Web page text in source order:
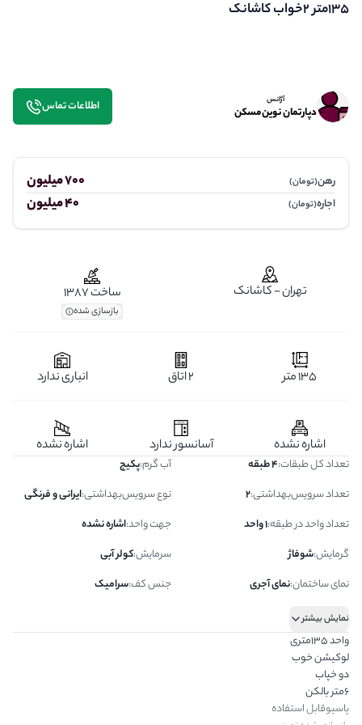
۱۳۵متر ۲خواب کاشانک
رهن(تومان) 700 میلیون
اجاره(تومان) 40 میلیون
آژانس
دپارتمان نوین مسکن اطلاعات تماس
تهران - کاشانک ساخت 1387
بازسازی شده
135 متر 2 اتاق انباری ندارد
اشاره نشده آسانسور ندارد اشاره نشده
تعداد کل طبقات:4 طبقه آب گرم:پکیج
تعداد سرویس‌بهداشتی:
2 نوع سرویس‌بهداشتی:ایرانی و فرنگی
تعداد واحد در طبقه:1 واحد جهت واحد:اشاره نشده
گرمایش:شوفاژ سرمایش:کولر آبی
نمای ساختمان:نمای آجری جنس کف:سرامیک
نمایش بیشتر
واحد ۱۳۵متری
لوکیشن خوب
دو خپاب
۶متر بالکن
پاسیوقابل استفاده